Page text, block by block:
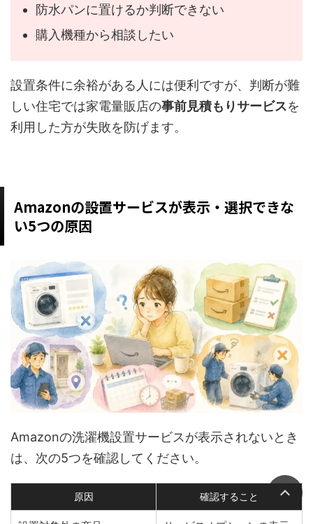
防水パンに置けるか判断できない
購入機種から相談したい
設置条件に余裕がある人には便利ですが、判断が難
しい住宅では家電量販店の事前見積もりサービスを
利用した方が失敗を防げます。
Amazonの設置サービスが表示・選択できな
い5つの原因
Amazonの洗濯機設置サービスが表示されないとき
は、次の5つを確認してください。
原因 確認すること